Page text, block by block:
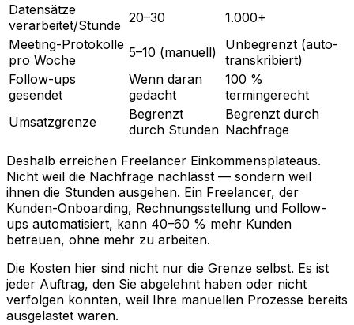
Datensätze
verarbeitet/Stunde 20–30
1.000+
Meeting-Protokolle
pro Woche
5–10 (manuell)
Unbegrenzt (auto-
transkribiert)
Follow-ups
gesendet
Wenn daran
gedacht
100 %
termingerecht
Umsatzgrenze
Begrenzt
durch Stunden
Begrenzt durch
Nachfrage
Deshalb erreichen Freelancer Einkommensplateaus.
Nicht weil die Nachfrage nachlässt — sondern weil
ihnen die Stunden ausgehen. Ein Freelancer, der
Kunden-Onboarding, Rechnungsstellung und Follow-
ups automatisiert, kann 40–60 % mehr Kunden
betreuen, ohne mehr zu arbeiten.
Die Kosten hier sind nicht nur die Grenze selbst. Es ist
jeder Auftrag, den Sie abgelehnt haben oder nicht
verfolgen konnten, weil Ihre manuellen Prozesse bereits
ausgelastet waren.